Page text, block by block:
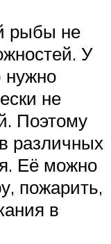
рыбы не
У
нужно
не
Поэтому
различных
Её можно
пожарить,
в